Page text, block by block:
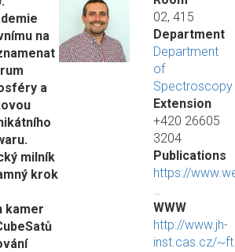
na
a
milník
krok
kamer
02, 415
Department
Department
of
Spectroscopy
Extension
+420 26605
3204
Publications
https://
…
WWW
http://www.jh-
inst.cas.cz/